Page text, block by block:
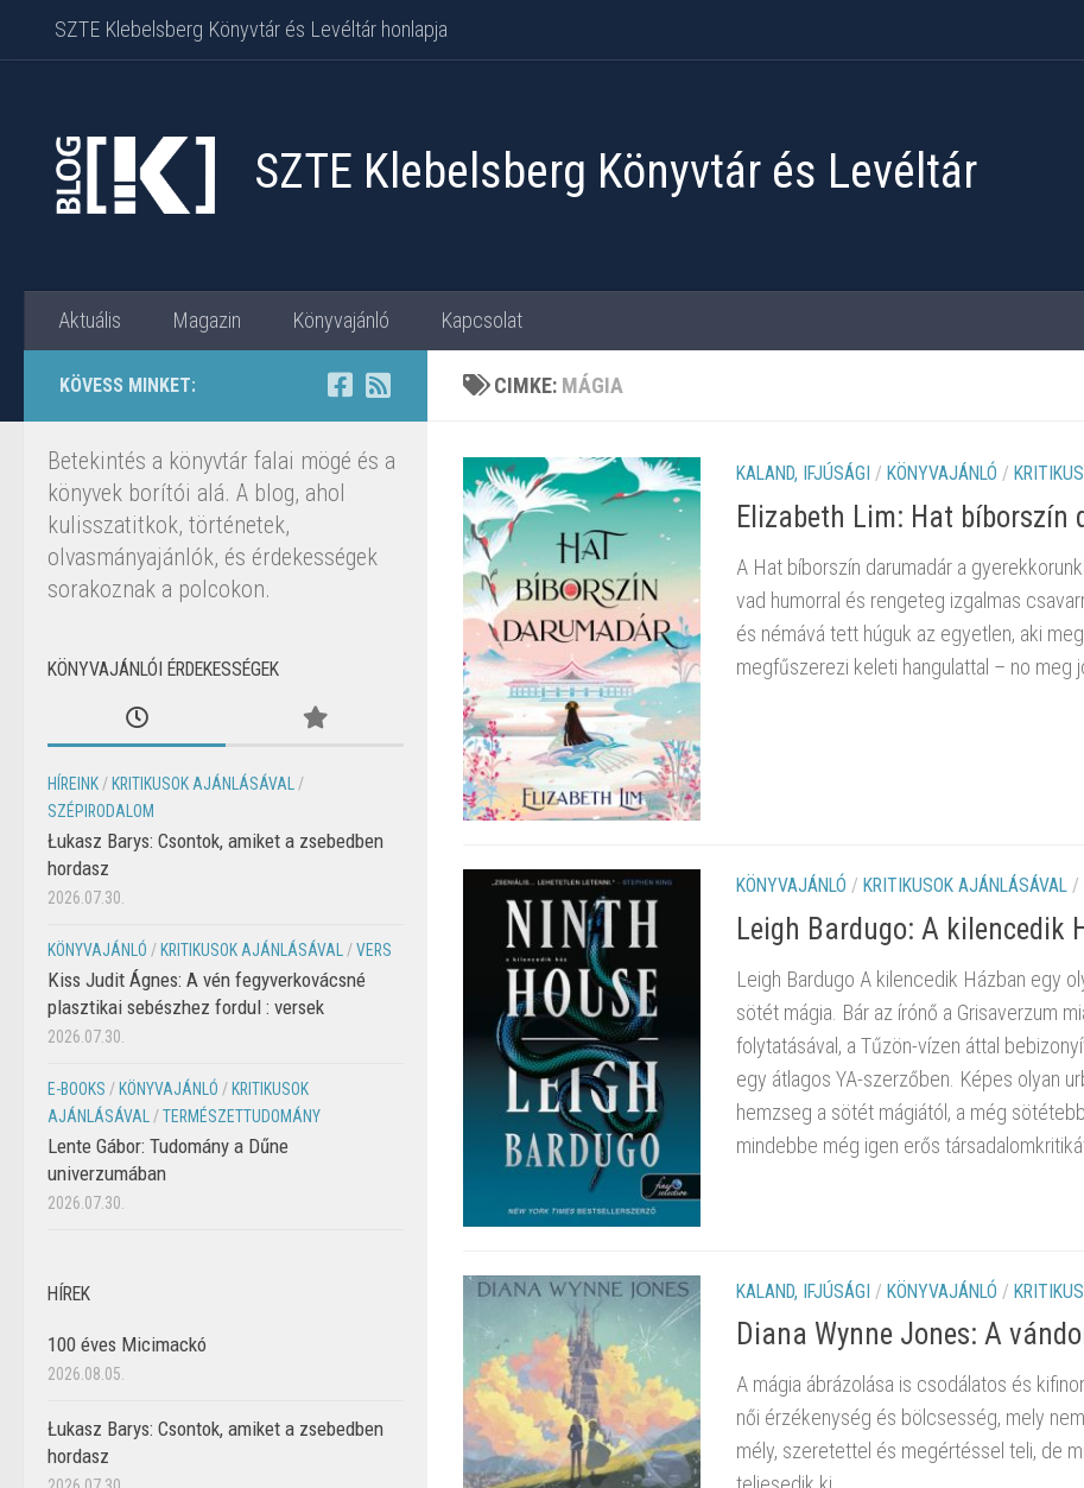
Skip to content
SZTE Klebelsberg Könyvtár és Levéltár honlapja
SZTE Klebelsberg Könyvtár és Levéltár
Aktuális Magazin Könyvajánló Kapcsolat
CIMKE: MÁGIA
KALAND, IFJÚSÁGI / KÖNYVAJÁNLÓ /
Elizabeth Lim: Hat bíborszín
A Hat bíborszín darumadár a
vad humorral és rengeteg izgalmas
és némává tett húguk az egyetlen, aki
megfűszerezi keleti hangulattal – no meg
KÖNYVAJÁNLÓ / KRITIKUSOK AJÁNLÁSÁVAL /
Leigh Bardugo: A kilencedik
Leigh Bardugo A kilencedik Házban egy
sötét mágia. Bár az írónő a Grisaverzum
folytatásával, a Tűzön-vízen áttal
egy átlagos YA-szerzőben. Képes olyan
hemzseg a sötét mágiától, a még
mindebbe még igen erős
KALAND, IFJÚSÁGI / KÖNYVAJÁNLÓ /
Diana Wynne Jones: A
A mágia ábrázolása is csodálatos és
női érzékenység és bölcsesség, mely
mély, szeretettel és megértéssel teli, de
KÖVESS MINKET:
Betekintés a könyvtár falai mögé és a
könyvek borítói alá. A blog, ahol
kulisszatitkok, történetek,
olvasmányajánlók, és érdekességek
sorakoznak a polcokon.
KÖNYVAJÁNLÓI ÉRDEKESSÉGEK
HÍREINK / KRITIKUSOK AJÁNLÁSÁVAL
/
SZÉPIRODALOM
Łukasz Barys: Csontok, amiket a zsebedben
hordasz
2026.07.30.
KÖNYVAJÁNLÓ / KRITIKUSOK AJÁNLÁSÁVAL /VERS
Kiss Judit Ágnes: A vén fegyverkovácsné
plasztikai sebészhez fordul : versek
2026.07.30.
E-BOOKS / KÖNYVAJÁNLÓ / KRITIKUSOK
AJÁNLÁSÁVAL
/TERMÉSZETTUDOMÁNY
Lente Gábor: Tudomány a Dűne
univerzumában
2026.07.30.
HÍREK
100 éves Micimackó
2026.08.05.
Łukasz Barys: Csontok, amiket a zsebedben
hordasz